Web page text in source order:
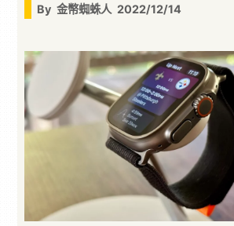
By 金幣蜘蛛人 2022/12/14